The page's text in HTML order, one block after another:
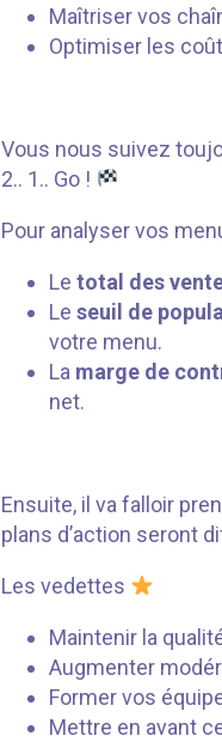
Maîtriser vos
Optimiser les
Vous nous suivez
2.. 1.. Go !
Pour analyser vos
Le total des
Le seuil de
votre menu.
La marge de
net.
Ensuite, il va falloir
plans d’action seront
Les vedettes
Maintenir la
Augmenter
Former vos
Mettre en avant